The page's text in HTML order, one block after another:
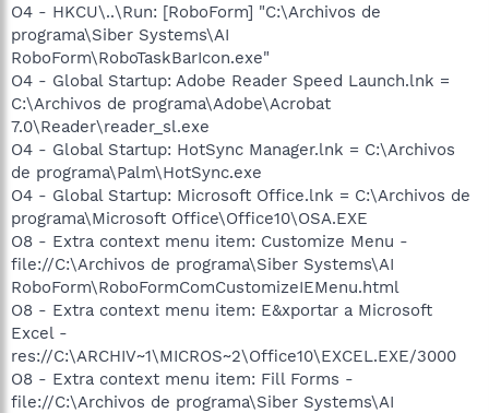
O4 - HKCU\..\Run: [RoboForm] "C:\Archivos de
programa\Siber Systems\AI
RoboForm\RoboTaskBarIcon.exe"
O4 - Global Startup: Adobe Reader Speed Launch.lnk =
C:\Archivos de programa\Adobe\Acrobat
7.0\Reader\reader_sl.exe
O4 - Global Startup: HotSync Manager.lnk = C:\Archivos
de programa\Palm\HotSync.exe
O4 - Global Startup: Microsoft Office.lnk = C:\Archivos de
programa\Microsoft Office\Office10\OSA.EXE
O8 - Extra context menu item: Customize Menu -
file://C:\Archivos de programa\Siber Systems\AI
RoboForm\RoboFormComCustomizeIEMenu.html
O8 - Extra context menu item: E&xportar a Microsoft
Excel -
res://C:\ARCHIV~1\MICROS~2\Office10\EXCEL.EXE/3000
O8 - Extra context menu item: Fill Forms -
file://C:\Archivos de programa\Siber Systems\AI